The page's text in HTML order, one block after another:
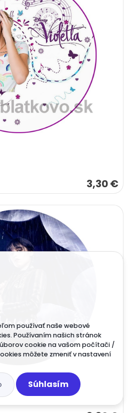
používať naše webové
Používaním našich stránok
cookie na vašom počítači /
môžete zmeniť v nastavení
Súhlasím
3,30 €